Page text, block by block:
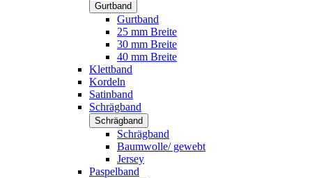
Gurtband
Gurtband
25 mm Breite
30 mm Breite
40 mm Breite
Klettband
Kordeln
Satinband
Schrägband
Schrägband
Schrägband
Baumwolle/ gewebt
Jersey
Paspelband